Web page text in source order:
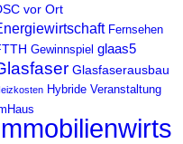
vor Ort
Fernsehen
Gewinnspiel glaas5
Glasfaserausbau
Hybride Veranstaltung